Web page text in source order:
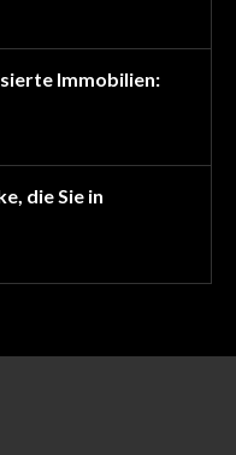
Immobilien:
die Sie in